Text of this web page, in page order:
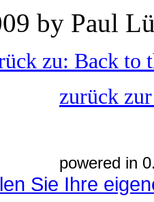
by Paul
zu: Back to
zurück
powered in
Sie Ihre